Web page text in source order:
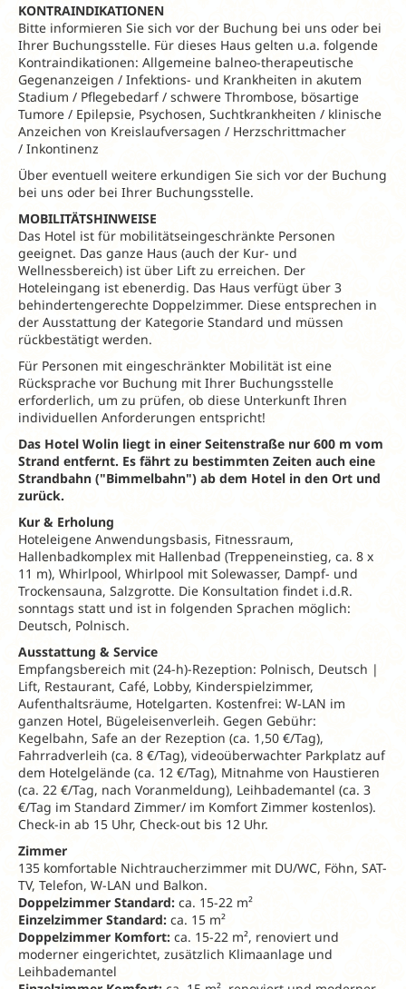
KONTRAINDIKATIONEN
Bitte informieren Sie sich vor der Buchung bei uns oder bei
Ihrer Buchungsstelle. Für dieses Haus gelten u.a. folgende
Kontraindikationen: Allgemeine balneo-therapeutische
Gegenanzeigen / Infektions- und Krankheiten in akutem
Stadium / Pflegebedarf / schwere Thrombose, bösartige
Tumore / Epilepsie, Psychosen, Suchtkrankheiten / klinische
Anzeichen von Kreislaufversagen / Herzschrittmacher
/ Inkontinenz
Über eventuell weitere erkundigen Sie sich vor der Buchung
bei uns oder bei Ihrer Buchungsstelle.
MOBILITÄTSHINWEISE
Das Hotel ist für mobilitätseingeschränkte Personen
geeignet. Das ganze Haus (auch der Kur- und
Wellnessbereich) ist über Lift zu erreichen. Der
Hoteleingang ist ebenerdig. Das Haus verfügt über 3
behindertengerechte Doppelzimmer. Diese entsprechen in
der Ausstattung der Kategorie Standard und müssen
rückbestätigt werden.
Für Personen mit eingeschränkter Mobilität ist eine
Rücksprache vor Buchung mit Ihrer Buchungsstelle
erforderlich, um zu prüfen, ob diese Unterkunft Ihren
individuellen Anforderungen entspricht!
Das Hotel Wolin liegt in einer Seitenstraße nur 600 m vom
Strand entfernt. Es fährt zu bestimmten Zeiten auch eine
Strandbahn ("Bimmelbahn") ab dem Hotel in den Ort und
zurück.
Kur & Erholung
Hoteleigene Anwendungsbasis, Fitnessraum,
Hallenbadkomplex mit Hallenbad (Treppeneinstieg, ca. 8 x
11 m), Whirlpool, Whirlpool mit Solewasser, Dampf- und
Trockensauna, Salzgrotte. Die Konsultation findet i.d.R.
sonntags statt und ist in folgenden Sprachen möglich:
Deutsch, Polnisch.
Ausstattung & Service
Empfangsbereich mit (24-h)-Rezeption: Polnisch, Deutsch |
Lift, Restaurant, Café, Lobby, Kinderspielzimmer,
Aufenthaltsräume, Hotelgarten. Kostenfrei: W-LAN im
ganzen Hotel, Bügeleisenverleih. Gegen Gebühr:
Kegelbahn, Safe an der Rezeption (ca. 1,50 €/Tag),
Fahrradverleih (ca. 8 €/Tag), videoüberwachter Parkplatz auf
dem Hotelgelände (ca. 12 €/Tag), Mitnahme von Haustieren
(ca. 22 €/Tag, nach Voranmeldung), Leihbademantel (ca. 3
€/Tag im Standard Zimmer/ im Komfort Zimmer kostenlos).
Check-in ab 15 Uhr, Check-out bis 12 Uhr.
Zimmer
135 komfortable Nichtraucherzimmer mit DU/WC, Föhn, SAT-
TV, Telefon, W-LAN und Balkon.
Doppelzimmer Standard: ca. 15-22 m²
Einzelzimmer Standard: ca. 15 m²
Doppelzimmer Komfort: ca. 15-22 m², renoviert und
moderner eingerichtet, zusätzlich Klimaanlage und
Leihbademantel